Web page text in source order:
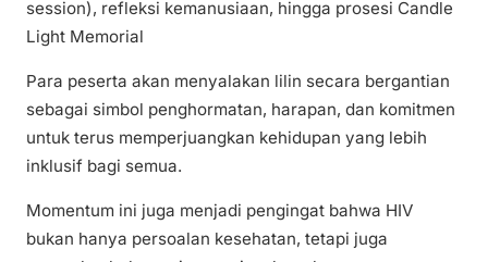
session), refleksi kemanusiaan, hingga prosesi Candle
Light Memorial
Para peserta akan menyalakan lilin secara bergantian
sebagai simbol penghormatan, harapan, dan komitmen
untuk terus memperjuangkan kehidupan yang lebih
inklusif bagi semua.
Momentum ini juga menjadi pengingat bahwa HIV
bukan hanya persoalan kesehatan, tetapi juga